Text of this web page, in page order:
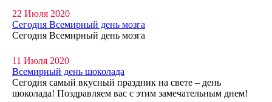
22 Июля 2020
Сегодня Всемирный день мозга
Сегодня Всемирный день мозга
11 Июля 2020
Всемирный день шоколада
Сегодня самый вкусный праздник на свете – день
шоколада! Поздравляем вас с этим замечательным днем!